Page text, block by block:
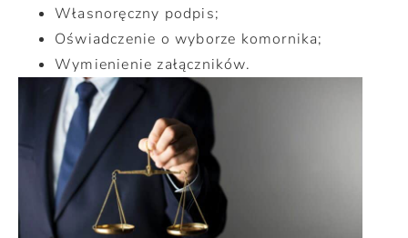
Własnoręczny podpis;
Oświadczenie o wyborze komornika;
Wymienienie załączników.